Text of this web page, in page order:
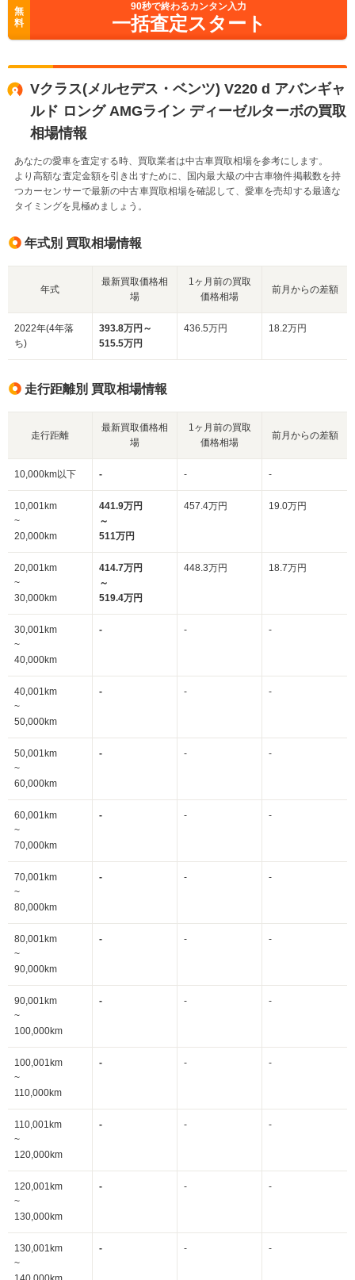
無
料
90秒で終わるカンタン入力
一括査定スタート
Vクラス(メルセデス・ベンツ) V220 d アバンギャ
ルド ロング AMGライン ディーゼルターボの買取
相場情報
あなたの愛車を査定する時、買取業者は中古車買取相場を参考にします。
より高額な査定金額を引き出すために、国内最大級の中古車物件掲載数を持
つカーセンサーで最新の中古車買取相場を確認して、愛車を売却する最適な
タイミングを見極めましょう。
年式別 買取相場情報
年式
最新買取価格相
場
1ヶ月前の買取
価格相場
前月からの差額
2022年(4年落
ち)
393.8万円～
515.5万円
436.5万円 18.2万円
走行距離別 買取相場情報
走行距離
最新買取価格相
場
1ヶ月前の買取
価格相場
前月からの差額
10,000km以下 - - -
10,001km
~
20,000km
441.9万円
～
511万円
457.4万円 19.0万円
20,001km
~
30,000km
414.7万円
～
519.4万円
448.3万円 18.7万円
30,001km
~
40,000km
- - -
40,001km
~
50,000km
- - -
50,001km
~
60,000km
- - -
60,001km
~
70,000km
- - -
70,001km
~
80,000km
- - -
80,001km
~
90,000km
- - -
90,001km
~
100,000km
- - -
100,001km
~
110,000km
- - -
110,001km
~
120,000km
- - -
120,001km
~
130,000km
- - -
130,001km
~
- - -